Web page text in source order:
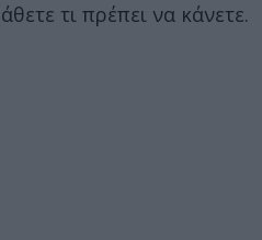
τι πρέπει να κάνετε.